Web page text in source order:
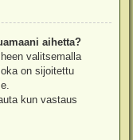
aihetta?
valitsemalla
on sijoitettu
kun vastaus